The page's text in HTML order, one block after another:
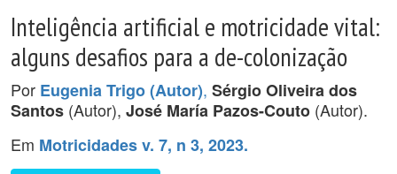
Inteligência artificial e motricidade vital:
alguns desafios para a de-colonização
Por Eugenia Trigo (Autor), Sérgio Oliveira dos
Santos (Autor), José María Pazos-Couto (Autor).
Em Motricidades v. 7, n 3, 2023.